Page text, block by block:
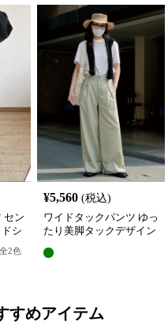
セン
シ
全2色
¥5,560 (税込)
ワイドタックパンツ ゆっ
たり美脚タックデザイン
すめアイテム